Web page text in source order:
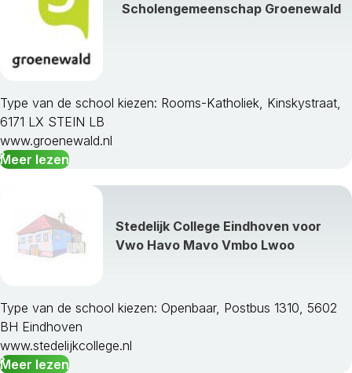
Scholengemeenschap Groenewald
Type van de school kiezen: Rooms-Katholiek, Kinskystraat,
6171 LX STEIN LB
www.groenewald.nl
Meer lezen
Stedelijk College Eindhoven voor
Vwo Havo Mavo Vmbo Lwoo
Type van de school kiezen: Openbaar, Postbus 1310, 5602
BH Eindhoven
www.stedelijkcollege.nl
Meer lezen